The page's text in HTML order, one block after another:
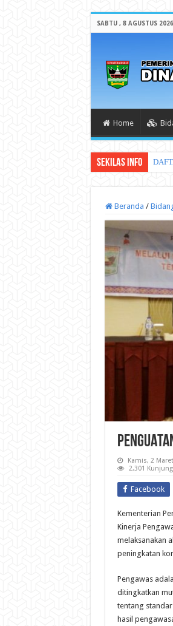
SABTU , 8 AGUSTUS 2026
Home
Sekilas Info
Beranda /
Kamis, 2
2,301
Facebook
Kementerian
Kinerja
melaksanakan
peningkatan
Pengawas
ditingkatkan
tentang
hasil